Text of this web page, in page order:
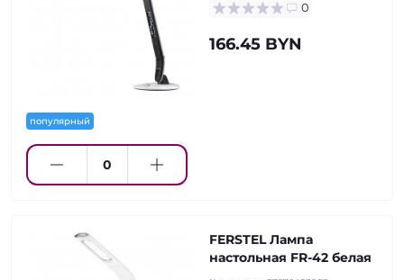
популярный
0
166.45 BYN
FERSTEL Лампа
настольная FR-42 белая